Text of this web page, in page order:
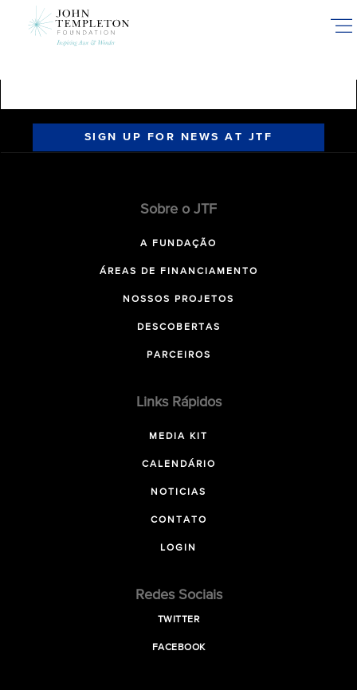
SIGN UP FOR NEWS AT JTF
Sobre o JTF
A FUNDAÇÃO
ÁREAS DE FINANCIAMENTO
NOSSOS PROJETOS
DESCOBERTAS
PARCEIROS
Links Rápidos
MEDIA KIT
CALENDÁRIO
NOTICIAS
CONTATO
LOGIN
Redes Sociais
TWITTER
FACEBOOK